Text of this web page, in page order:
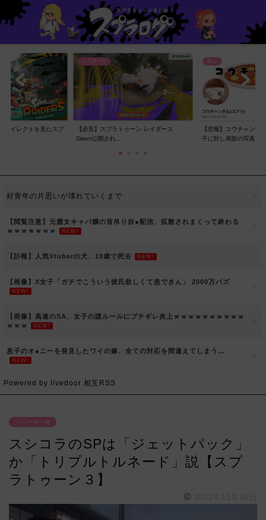
ダイレクトを見たスプ
レイダース
【必見】スプラトゥーン レイダース
Direct公開され...
【悲報】コウチャンネ
子に対し局部の写真...
好青年の片思いが壊れていくまで
【閲覧注意】元臆女キャバ嬢の首吊り自●配信、拡散されまくって終わる
ｗｗｗｗｗｗｗ
NEW!
【訃報】人気Vtuberの犬、19歳で死去 NEW!
【画像】X女子「ガチでこういう彼氏欲しくて息できん」 2000万バズ
NEW!
【画像】高速のSA、女子の謎ルールにブチギレ炎上ｗｗｗｗｗｗｗｗｗｗ
ｗｗｗ
NEW!
息子のオ●ニーを発見したワイの嫁、全ての対応を間違えてしまう…
NEW!
Powered by livedoor 相互RSS
シューター種
スシコラのSPは「ジェットパック」
か「トリプルトルネード」説【スプ
ラトゥーン３】